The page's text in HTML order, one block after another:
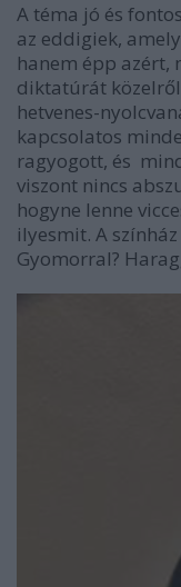
A téma jó és
az eddigiek,
hanem épp azért,
diktatúrát
hetvenes-
kapcsolatos
ragyogott, és
viszont nincs
hogyne lenne
ilyesmit. A
Gyomorral?